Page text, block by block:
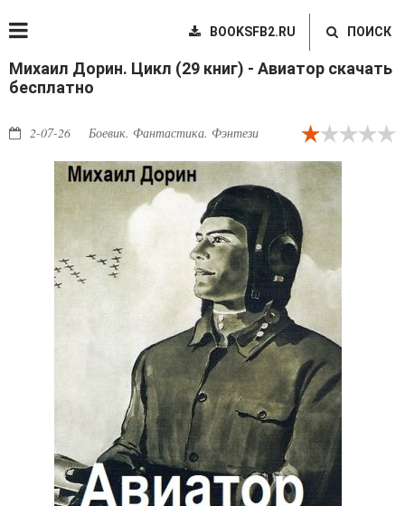
BOOKSFB2.RU ПОИСК
Михаил Дорин. Цикл (29 книг) - Авиатор скачать
бесплатно
2-07-26 Боевик. Фантастика. Фэнтези